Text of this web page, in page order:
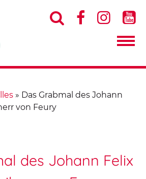
   
» Das Grabmal des Johann
von Feury
des Johann Felix